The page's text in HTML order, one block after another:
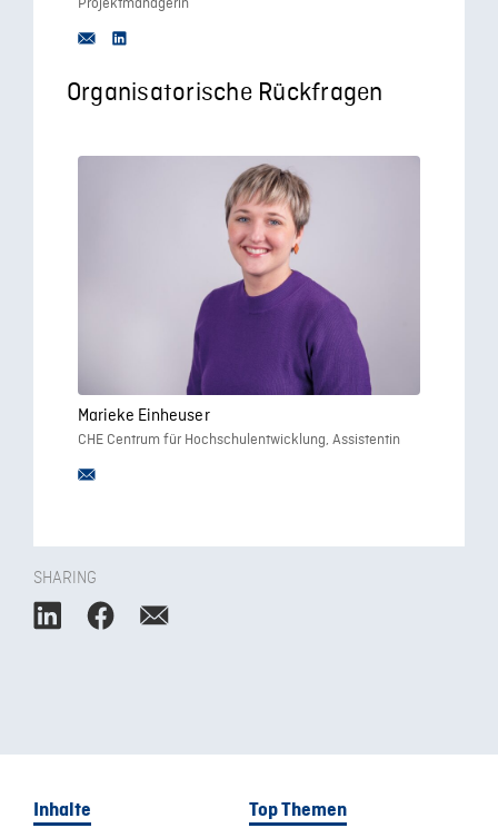
Projektmanagerin
Organisatorische Rückfragen
Marieke Einheuser
CHE Centrum für Hochschulentwicklung, Assistentin
SHARING
Inhalte Top Themen